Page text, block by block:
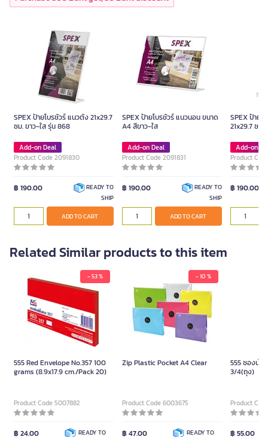
SPEX ป้ายโบรชัวร์ แนวตั้ง 21x29.7
ซม. ขาว-ใส รุ่น 868
Add-on Deal
Product Code 2091830
฿ 190.00
READY TO
SHIP
ADD TO CART
SPEX ป้ายโบรชัวร์ แนวนอน ขนาด
A4 สีขาว-ใส
Add-on Deal
Product Code 2091831
฿ 190.00
READY TO
SHIP
ADD TO CART
SPEX ป้าย
21x29.7 ซม.
Add-on
Product
฿ 190.00
Related Similar products to this item
- 53 %
555 Red Envelope No.357 100
grams (8.9x17.9 cm./Pack 20)
Product Code 5007882
฿ 24.00 READY TO
- 10 %
Zip Plastic Pocket A4 Clear
Product Code 6003675
฿ 47.00 READY TO
555 ซองน้ำ
3/4(ถุง)
Product
฿ 55.00